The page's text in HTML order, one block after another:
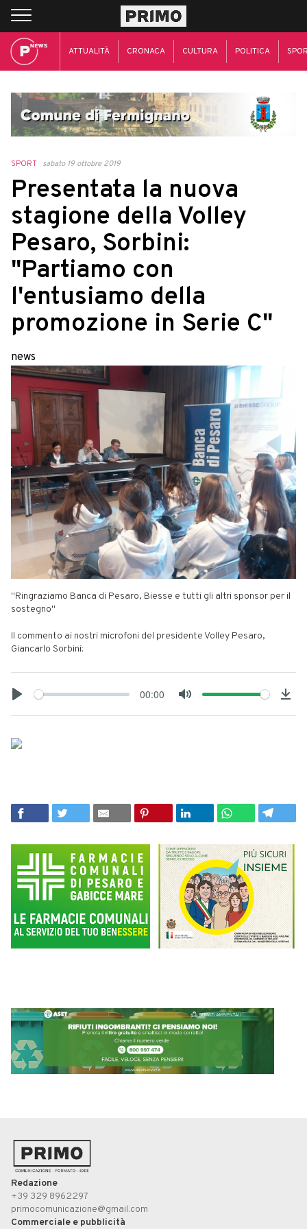
ATTUALITÀ CRONACA CULTURA POLITICA
SPORT sabato 19 ottobre 2019
Presentata la nuova
stagione della Volley
Pesaro, Sorbini:
"Partiamo con
l'entusiamo della
promozione in Serie C"
news
"Ringraziamo Banca di Pesaro, Biesse e tutti gli altri sponsor per il
sostegno"
Il commento ai nostri microfoni del presidente Volley Pesaro,
Giancarlo Sorbini:
00:00
Redazione
+39 329 8962297
primocomunicazione@gmail.com
Commerciale e pubblicità